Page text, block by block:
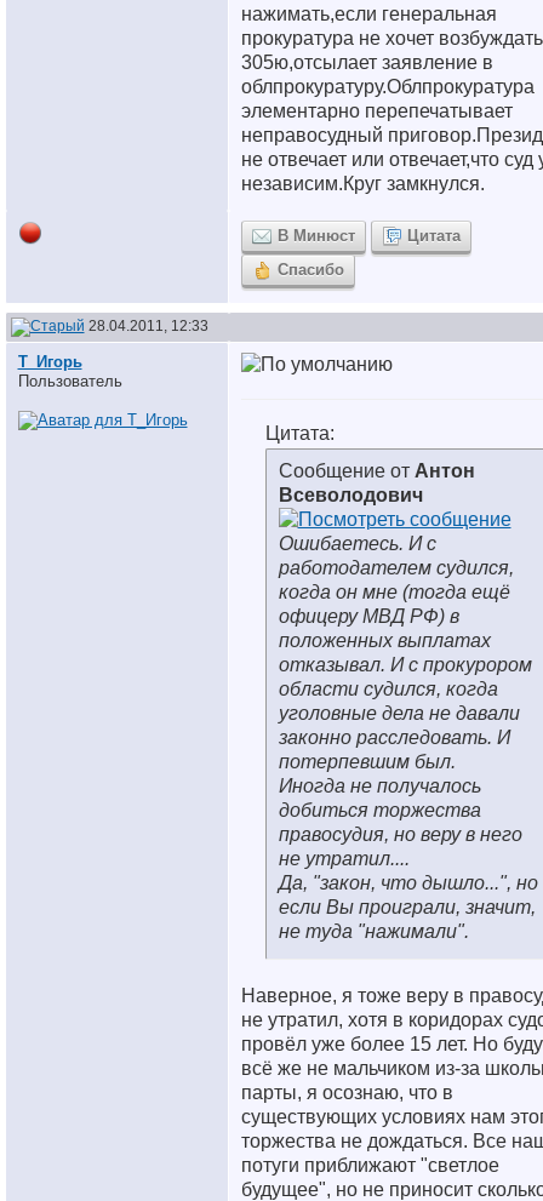
нажимать,если генеральная
прокуратура не хочет возбуждать
305ю,отсылает заявление в
облпрокуратуру.Облпрокуратура
элементарно перепечатывает
неправосудный
не отвечает или отвечает,что суд
независим.Круг замкнулся.
В Минюст
Цитата
Спасибо
28.04.2011, 12:33
Т_Игорь
Пользователь
Цитата:
Сообщение от Антон
Всеволодович
Ошибаетесь. И с
работодателем судился,
когда он мне (тогда ещё
офицеру МВД РФ) в
положенных выплатах
отказывал. И с прокурором
области судился, когда
уголовные дела не давали
законно расследовать. И
потерпевшим был.
Иногда не получалось
добиться торжества
правосудия, но веру в него
не утратил....
Да, "закон, что дышло...", но
если Вы проиграли, значит,
не туда "нажимали".
Наверное, я тоже веру в
не утратил, хотя в коридорах
провёл уже более 15 лет. Но
всё же не мальчиком из-за
парты, я осознаю, что в
существующих условиях нам
торжества не дождаться. Все
потуги приближают "светлое
будущее", но не приносит